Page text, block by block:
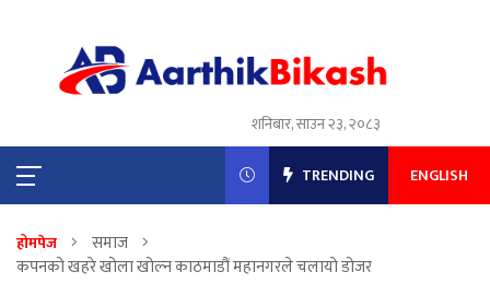
शनिबार, साउन २३, २०८३
TRENDING ENGLISH
होमपेज
समाज
कपनको खहरे खोला खोल्न काठमाडौं महानगरले चलायो डोजर